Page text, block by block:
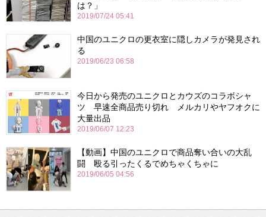
は？」
2019/07/24 05:41
中国のユニクロの更衣室に隠しカメラが発見され
る
2019/06/23 06:58
今日から発売のユニクロとカウズのコラボシャ
ツ 早速全商品売り切れ メルカリやヤフオクに
大量出品
2019/06/07 12:23
【動画】中国のユニクロで商品奪い合いの大乱
闘 殴る引ったくるでめちゃくちゃに
2019/06/05 04:56